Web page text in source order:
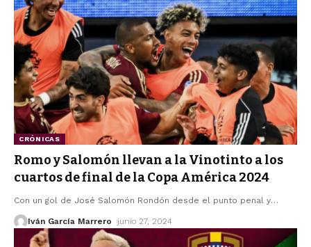
CRÓNICAS
Romo y Salomón llevan a la Vinotinto a los
cuartos de final de la Copa América 2024
Con un gol de José Salomón Rondón desde el punto penal y…
Iván García Marrero junio 27, 2024